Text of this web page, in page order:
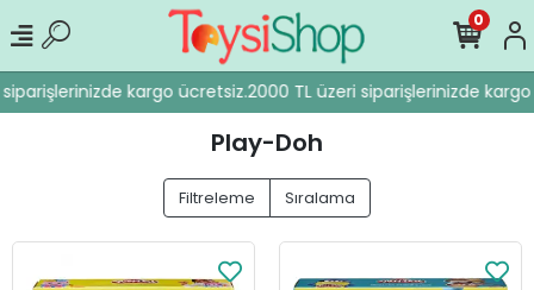
kargo ücretsiz.2000 TL üzeri siparişlerinizde
0
Play-Doh
Filtreleme Sıralama